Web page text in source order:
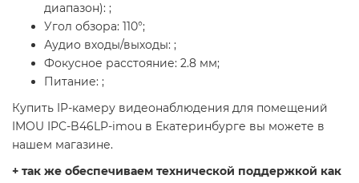
диапазон): ;
Угол обзора: 110°;
Аудио входы/выходы: ;
Фокусное расстояние: 2.8 мм;
Питание: ;
Купить IP-камеру видеонаблюдения для помещений
IMOU IPC-B46LP-imou в Екатеринбурге вы можете в
нашем магазине.
+ так же обеспечиваем технической поддержкой как